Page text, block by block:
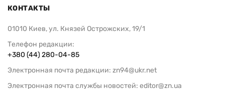
КОНТАКТЫ
01010 Киев, ул. Князей Острожских, 19/1
Телефон редакции:
+380 (44) 280-04-85
Электронная почта редакции: zn94@ukr.net
Электронная почта службы новостей: editor@zn.ua